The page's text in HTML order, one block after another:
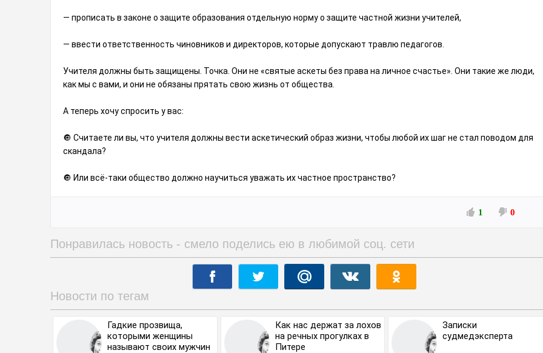
— прописать в законе о защите образования отдельную норму о защите частной жизни учителей,
— ввести ответственность чиновников и директоров, которые допускают травлю педагогов.
Учителя должны быть защищены. Точка. Они не «святые аскеты без права на личное счастье». Они такие же люди,
как мы с вами, и они не обязаны прятать свою жизнь от общества.
А теперь хочу спросить у вас:
🔘 Считаете ли вы, что учителя должны вести аскетический образ жизни, чтобы любой их шаг не стал поводом для
скандала?
🔘 Или всё-таки общество должно научиться уважать их частное пространство?
1 0
Понравилась новость - смело поделись ею в любимой соц. сети
Новости по тегам
Гадкие прозвища,
которыми женщины
называют своих мужчин
Как нас держат за лохов
на речных прогулках в
Питере
Записки
судмедэксперта